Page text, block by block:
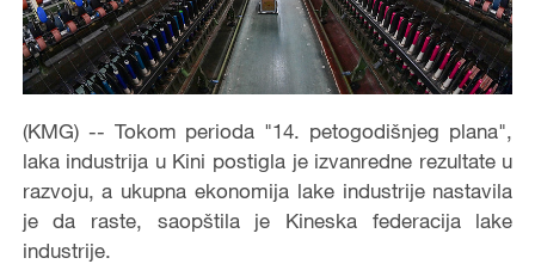
(KMG) -- Tokom perioda "14. petogodišnjeg plana",
laka industrija u Kini postigla je izvanredne rezultate u
razvoju, a ukupna ekonomija lake industrije nastavila
je da raste, saopštila je Kineska federacija lake
industrije.